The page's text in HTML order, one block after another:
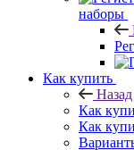
наборы
Как купить
Назад
Как
Как